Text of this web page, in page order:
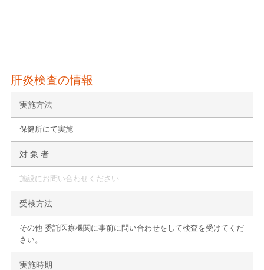
肝炎検査の情報
実施方法
保健所にて実施
対 象 者
施設にお問い合わせください
受検方法
その他 委託医療機関に事前に問い合わせをして検査を受けてくだ
さい。
実施時期